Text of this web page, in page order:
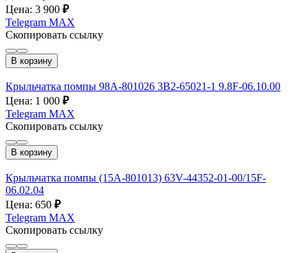
Цена: 3 900 ₽
Telegram MAX
Скопировать ссылку
В корзину
Крыльчатка помпы 98A-801026 3B2-65021-1 9.8F-06.10.00
Цена: 1 000 ₽
Telegram MAX
Скопировать ссылку
В корзину
Крыльчатка помпы (15A-801013) 63V-44352-01-00/15F-
06.02.04
Цена: 650 ₽
Telegram MAX
Скопировать ссылку